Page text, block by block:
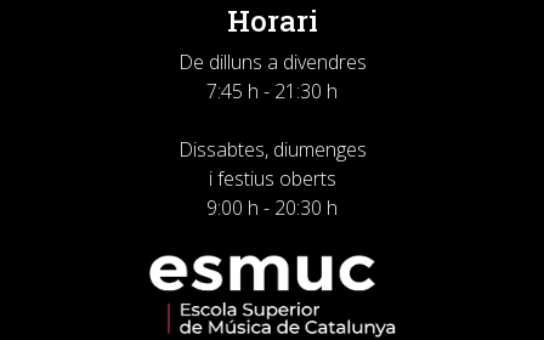
Horari
De dilluns a divendres
7:45 h - 21:30 h
Dissabtes, diumenges
i festius oberts
9:00 h - 20:30 h